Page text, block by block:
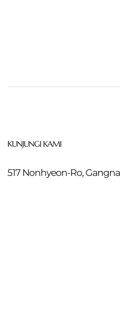
KUNJUNGI KAMI
517 Nonhyeon-Ro,